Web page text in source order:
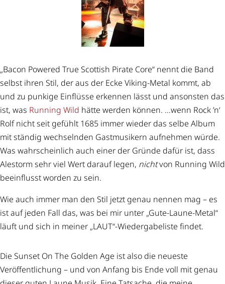
„Bacon Powered True Scottish Pirate Core“ nennt die Band
selbst ihren Stil, der aus der Ecke Viking-Metal kommt, ab
und zu punkige Einflüsse erkennen lässt und ansonsten das
ist, was Running Wild hätte werden können. …wenn Rock ’n‘
Rolf nicht seit gefühlt 1685 immer wieder das selbe Album
mit ständig wechselnden Gastmusikern aufnehmen würde.
Was wahrscheinlich auch einer der Gründe dafür ist, dass
Alestorm sehr viel Wert darauf legen, nichtvon Running Wild
beeinflusst worden zu sein.
Wie auch immer man den Stil jetzt genau nennen mag – es
ist auf jeden Fall das, was bei mir unter „Gute-Laune-Metal“
läuft und sich in meiner „LAUT“-Wiedergabeliste findet.
Die Sunset On The Golden Age ist also die neueste
Veröffentlichung – und von Anfang bis Ende voll mit genau